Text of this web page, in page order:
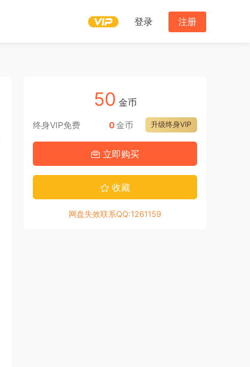
登录 注册
50 金币
终身VIP免费 升级终身VIP
0金币
立即购买
收藏
网盘失效联系QQ:1261159